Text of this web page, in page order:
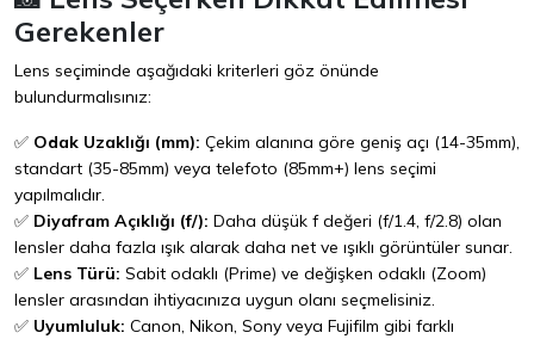
Gerekenler
Lens seçiminde aşağıdaki kriterleri göz önünde
bulundurmalısınız:
✅ Odak Uzaklığı (mm): Çekim alanına göre geniş açı (14-35mm),
standart (35-85mm) veya telefoto (85mm+) lens seçimi
yapılmalıdır.
✅ Diyafram Açıklığı (f/): Daha düşük f değeri (f/1.4, f/2.8) olan
lensler daha fazla ışık alarak daha net ve ışıklı görüntüler sunar.
✅ Lens Türü: Sabit odaklı (Prime) ve değişken odaklı (Zoom)
lensler arasından ihtiyacınıza uygun olanı seçmelisiniz.
✅ Uyumluluk: Canon, Nikon, Sony veya Fujifilm gibi farklı